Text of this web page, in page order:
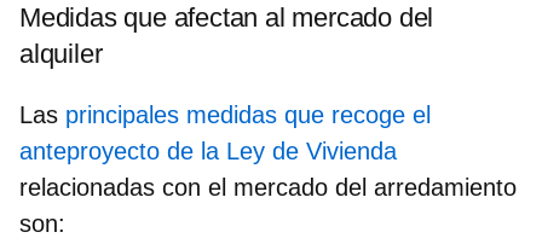
Medidas que afectan al mercado del
alquiler
Las principales medidas que recoge el
anteproyecto de la Ley de Vivienda
relacionadas con el mercado del arredamiento
son: